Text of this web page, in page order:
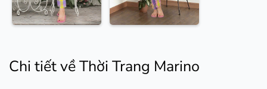
Chi tiết về Thời Trang Marino